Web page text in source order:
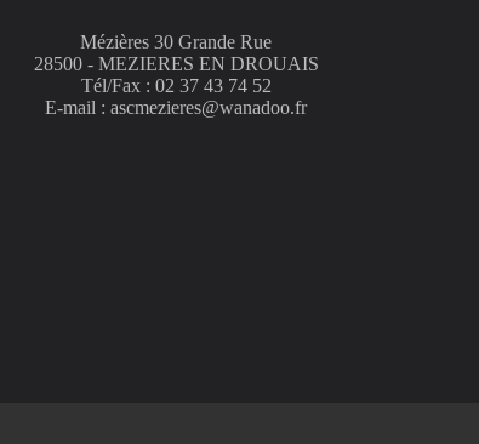
Mézières 30 Grande Rue
28500 - MEZIERES EN DROUAIS
Tél/Fax : 02 37 43 74 52
E-mail : ascmezieres@wanadoo.fr